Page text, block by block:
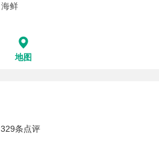
海鲜
地图
329条点评